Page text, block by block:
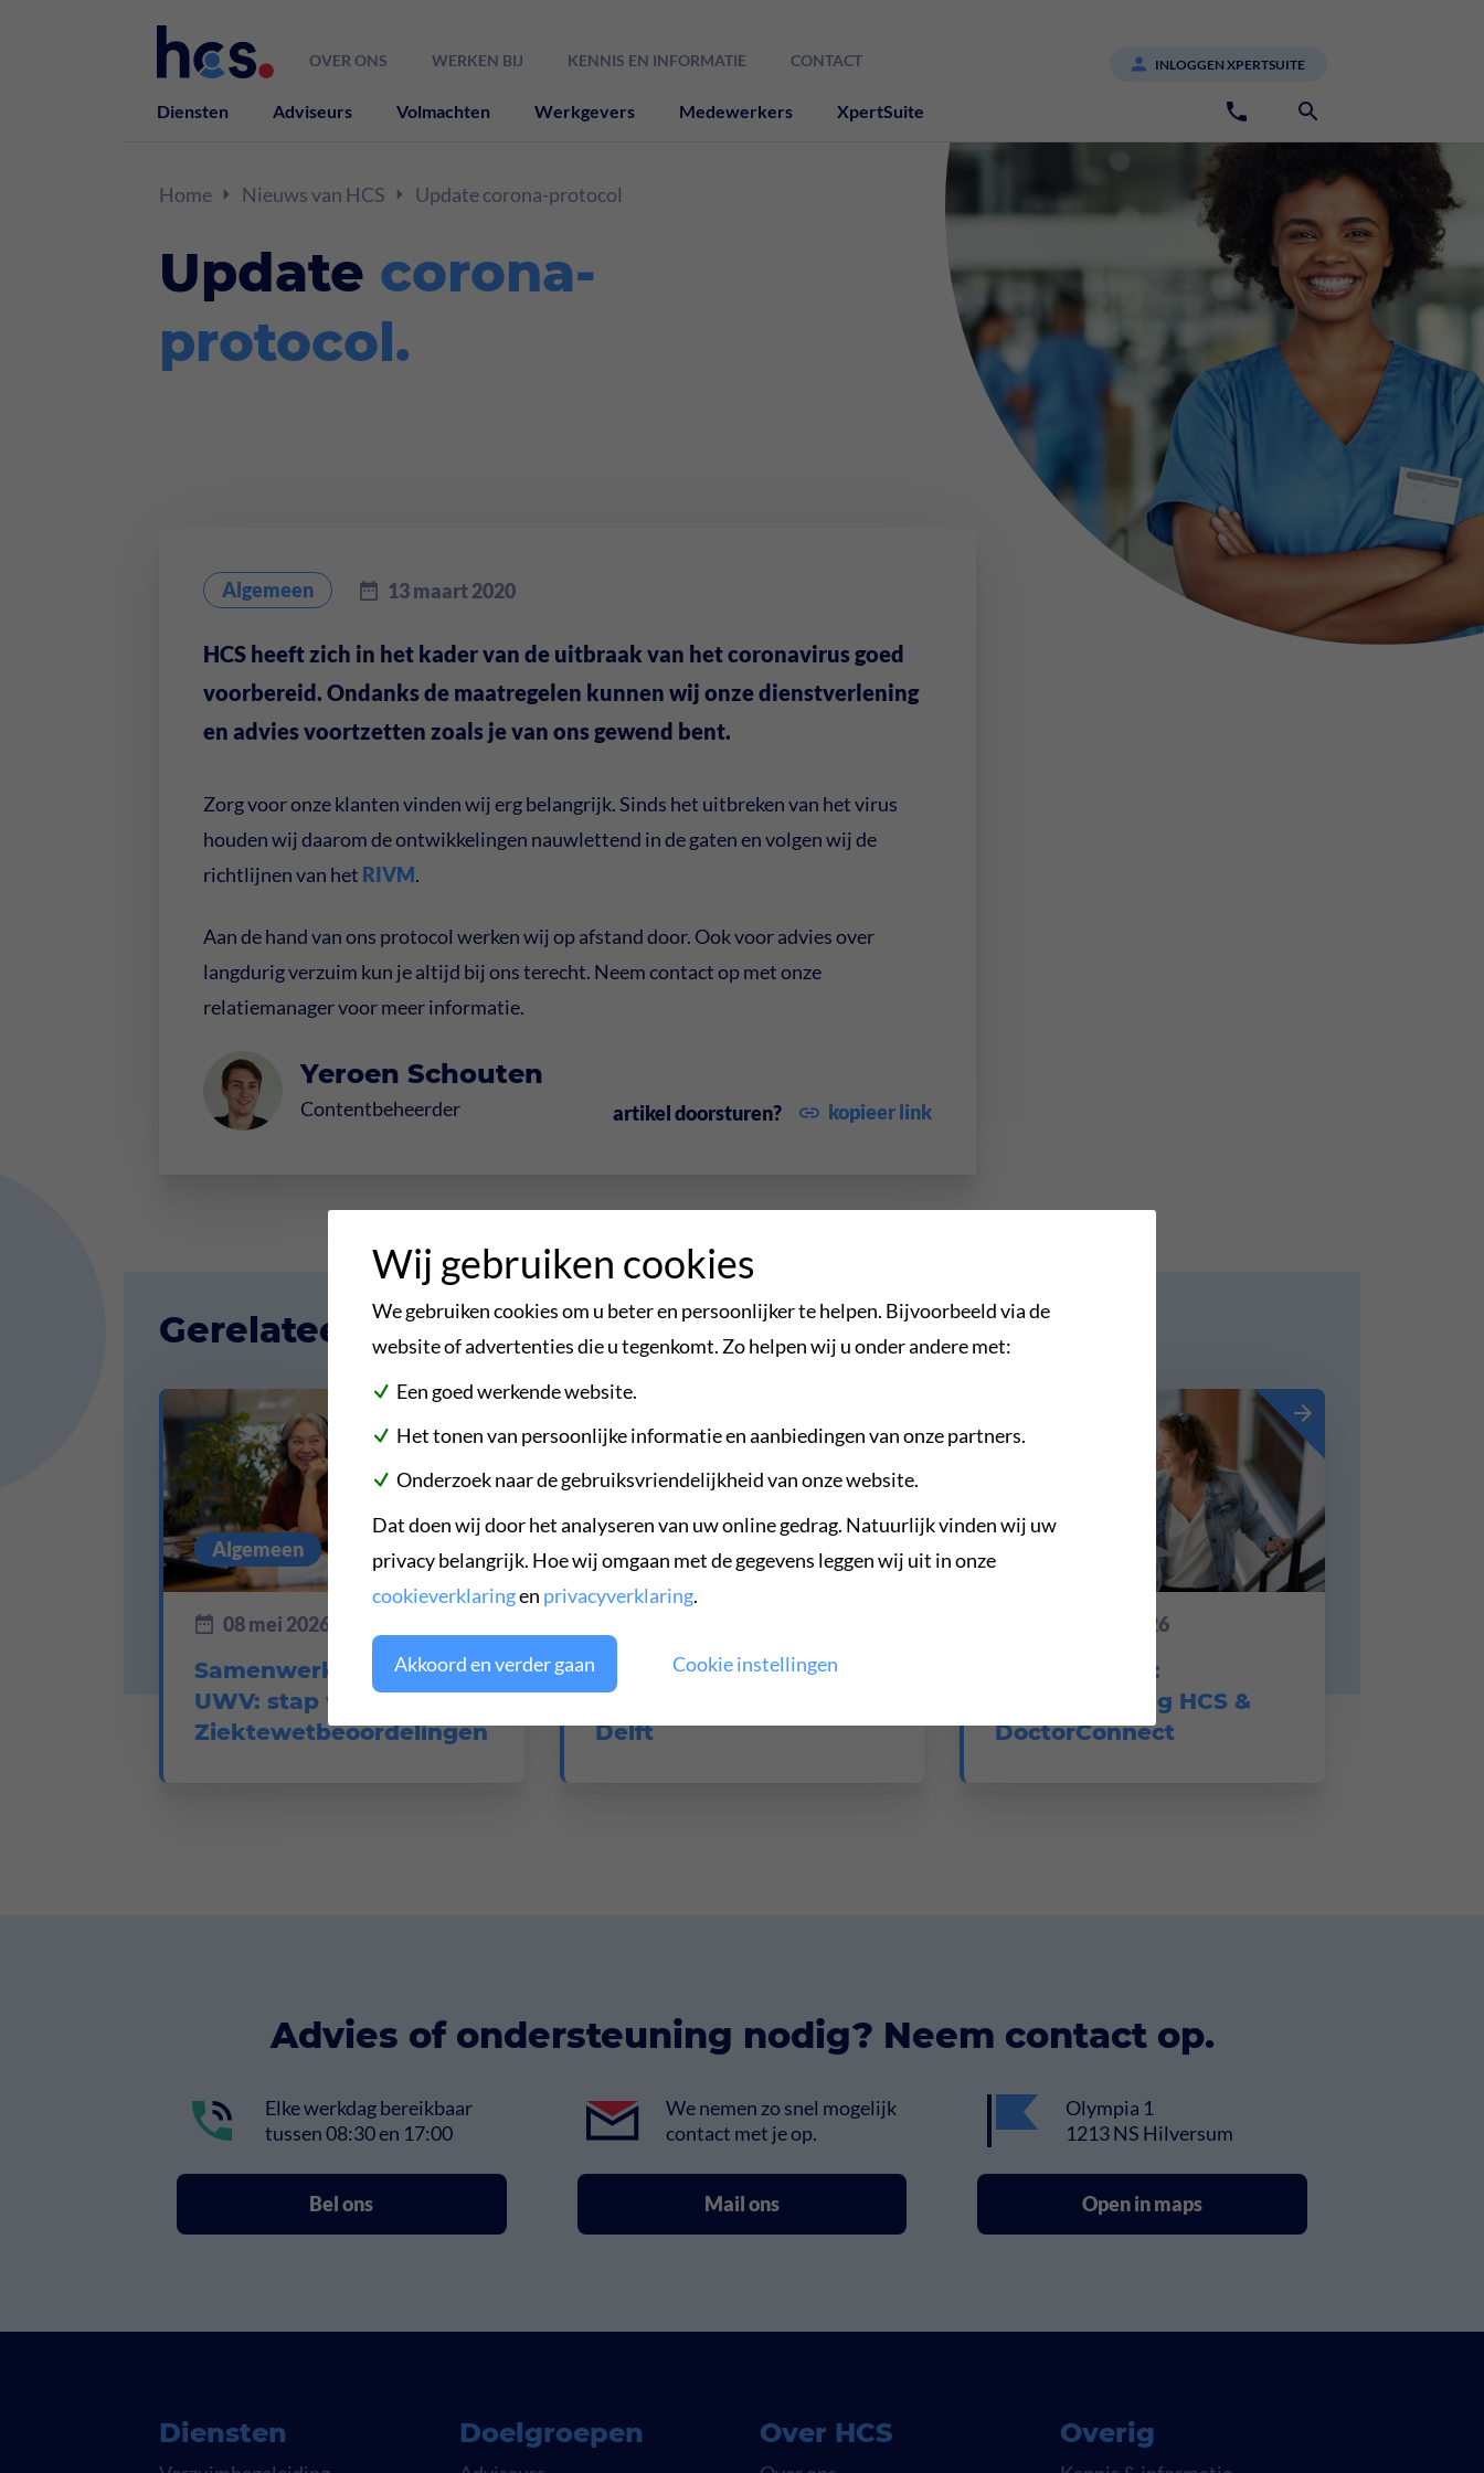
OVER ONS WERKEN BIJ KENNIS EN INFORMATIE CONTACT INLOGGEN XPERTSUITE
Diensten Adviseurs Volmachten Werkgevers Medewerkers XpertSuite 088 1810 000
Home Nieuws van HCS Update corona-protocol
Update corona-
protocol.
Algemeen 13 maart 2020
HCS heeft zich in het kader van de uitbraak van het coronavirus goed
voorbereid. Ondanks de maatregelen kunnen wij onze dienstverlening
en advies voortzetten zoals je van ons gewend bent.
Zorg voor onze klanten vinden wij erg belangrijk. Sinds het uitbreken van het virus
houden wij daarom de ontwikkelingen nauwlettend in de gaten en volgen wij de
richtlijnen van het RIVM.
Aan de hand van ons protocol werken wij op afstand door. Ook voor advies over
langdurig verzuim kun je altijd bij ons terecht. Neem contact op met onze
relatiemanager voor meer informatie.
Yeroen Schouten
Contentbeheerder artikel doorsturen? kopieer link
Gerelateerde artikelen Bekijk alle artikelen
Algemeen
08 mei 2026
Samenwerking met
UWV: stap vooruit in
Ziektewetbeoordelingen
Algemeen
HCS update: Nieuwe
spreekuurlocatie in
Delft
25 februari 2026
Nieuw artikel:
samenwerking HCS &
DoctorConnect
Advies of ondersteuning nodig? Neem contact op.
Elke werkdag bereikbaar
tussen 08:30 en 17:00
Bel ons
We nemen zo snel mogelijk
contact met je op.
Mail ons
Olympia 1
1213 NS Hilversum
Open in maps
Diensten Doelgroepen Over HCS Overig
Wij gebruiken cookies
We gebruiken cookies om u beter en persoonlijker te helpen. Bijvoorbeeld via de
website of advertenties die u tegenkomt. Zo helpen wij u onder andere met:
Een goed werkende website.
Het tonen van persoonlijke informatie en aanbiedingen van onze partners.
Onderzoek naar de gebruiksvriendelijkheid van onze website.
Dat doen wij door het analyseren van uw online gedrag. Natuurlijk vinden wij uw
privacy belangrijk. Hoe wij omgaan met de gegevens leggen wij uit in onze
cookieverklaringen privacyverklaring.
Akkoord en verder gaan Cookie instellingen